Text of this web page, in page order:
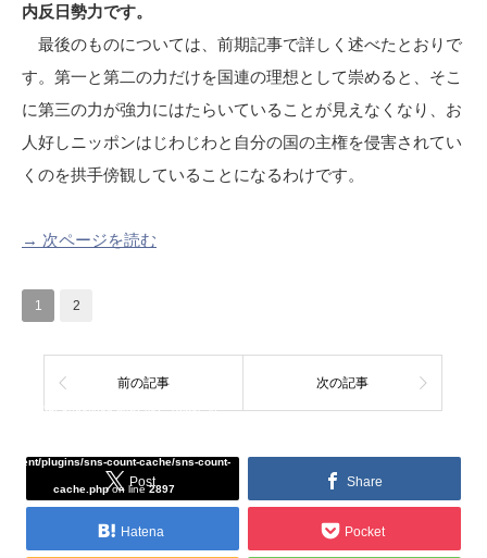
内反日勢力です。
最後のものについては、前期記事で詳しく述べたとおりで
す。第一と第二の力だけを国連の理想として崇めると、そこ
に第三の力が強力にはたらいていることが見えなくなり、お
人好しニッポンはじわじわと自分の国の主権を侵害されてい
くのを拱手傍観していることになるわけです。
→ 次ページを読む
1 2
前の記事 次の記事
Post
plugins/sns-count-cache/sns-count-
cache.phpon line2897 Share
Hatena Pocket